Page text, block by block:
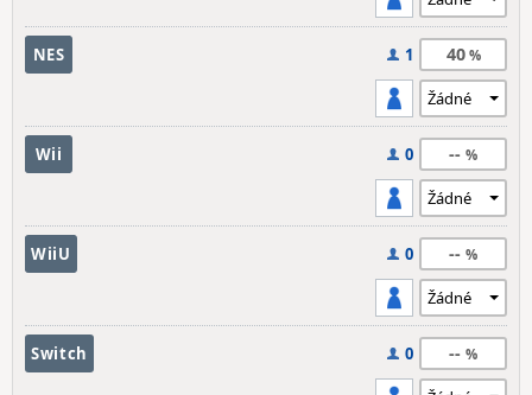
NES 1 40
Wii 0 --
WiiU 0 --
Switch 0 --